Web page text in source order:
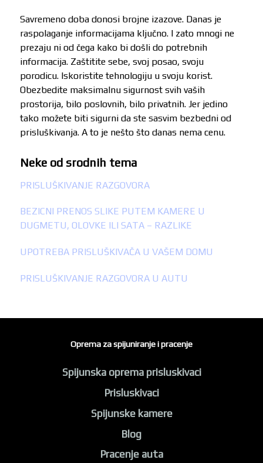
Savremeno doba donosi brojne izazove. Danas je
raspolaganje informacijama ključno. I zato mnogi ne
prezaju ni od čega kako bi došli do potrebnih
informacija. Zaštitite sebe, svoj posao, svoju
porodicu. Iskoristite tehnologiju u svoju korist.
Obezbedite maksimalnu sigurnost svih vaših
prostorija, bilo poslovnih, bilo privatnih. Jer jedino
tako možete biti sigurni da ste sasvim bezbedni od
prisluškivanja. A to je nešto što danas nema cenu.
Neke od srodnih tema
PRISLUŠKIVANJE RAZGOVORA
BEZICNI PRENOS SLIKE PUTEM KAMERE U
DUGMETU, OLOVKE ILI SATA – RAZLIKE
UPOTREBA PRISLUŠKIVAČA U VAŠEM DOMU
PRISLUŠKIVANJE RAZGOVORA U AUTU
Oprema za spijuniranje i pracenje
Spijunska oprema prisluskivaci
Prisluskivaci
Spijunske kamere
Blog
Pracenje auta